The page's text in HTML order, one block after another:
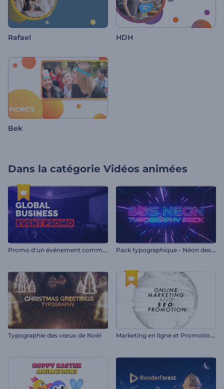
Rafael HDH
Bek
Dans la catégorie Vidéos animées
P
romo d'un événement commercial mondial P
ack typographique - Néon des années 80
Typographie des vœux de Noël M
arketing en ligne et Promotion SEO